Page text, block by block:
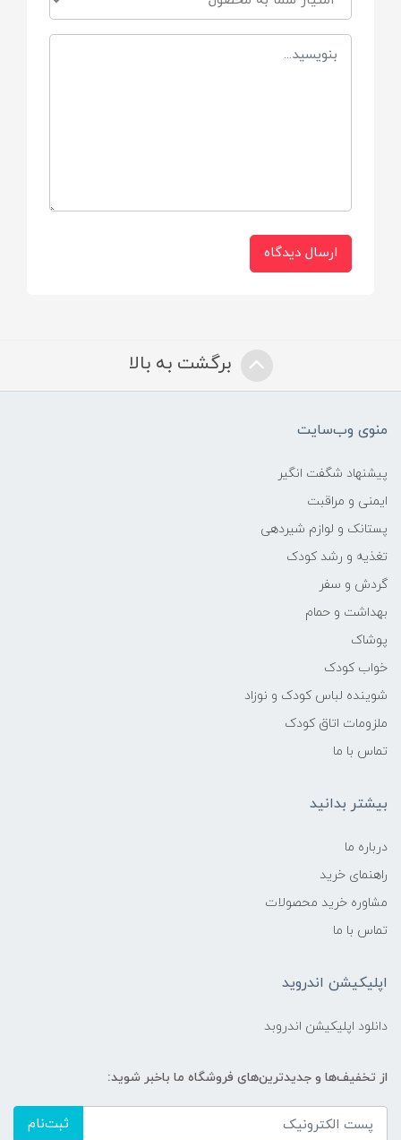
ارسال دیدگاه
برگشت به بالا
منوی وب‌سایت
پیشنهاد شگفت انگیر
ایمنی و مراقبت
پستانک و لوازم شیردهی
تغذیه و رشد کودک
گردش و سفر
بهداشت و حمام
پوشاک
خواب کودک
شوینده لباس کودک و نوزاد
ملزومات اتاق کودک
تماس با ما
بیشتر بدانید
درباره ما
راهنمای خرید
مشاوره خرید محصولات
تماس با ما
اپلیکیشن اندروید
دانلود اپلیکیشن اندروبد
از تخفیف‌ها و جدیدترین‌های فروشگاه ما باخبر شوید:
ثبت‌نام